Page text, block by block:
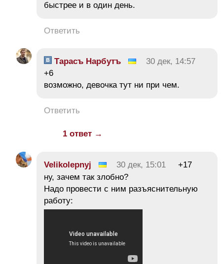
быстрее и в один день.
Ответить
Тарасъ Нарбутъ
30 дек, 14:57
+6
возможно, девочка тут ни при чем.
Ответить
1 ответ →
Velikolepnyj 30 дек, 15:01
+17
ну, зачем так злобно?
Надо провести с ним разъяснительную
работу: